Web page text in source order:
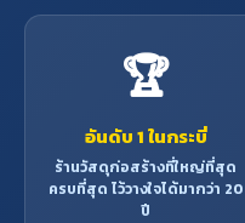
🏆
อันดับ 1 ในกระบี่
ร้านวัสดุก่อสร้างที่ใหญ่ที่สุด
ครบที่สุด ไว้วางใจได้มากว่า 20
ปี